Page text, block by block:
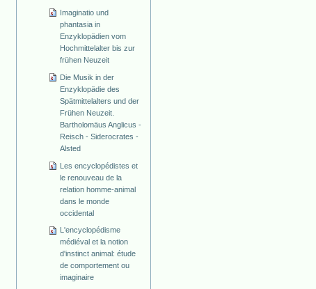
Imaginatio und
phantasia in
Enzyklopädien vom
Hochmittelalter bis zur
frühen Neuzeit
Die Musik in der
Enzyklopädie des
Spätmittelalters und der
Frühen Neuzeit.
Bartholomäus Anglicus -
Reisch - Siderocrates -
Alsted
Les encyclopédistes et
le renouveau de la
relation homme-animal
dans le monde
occidental
L'encyclopédisme
médiéval et la notion
d'instinct animal: étude
de comportement ou
imaginaire